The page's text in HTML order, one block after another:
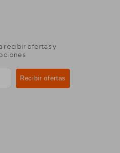
recibir ofertas y